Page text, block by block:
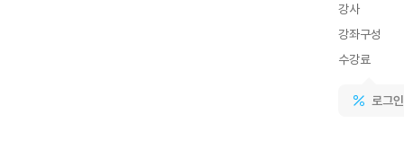
강사
강좌구성
수강료
로그